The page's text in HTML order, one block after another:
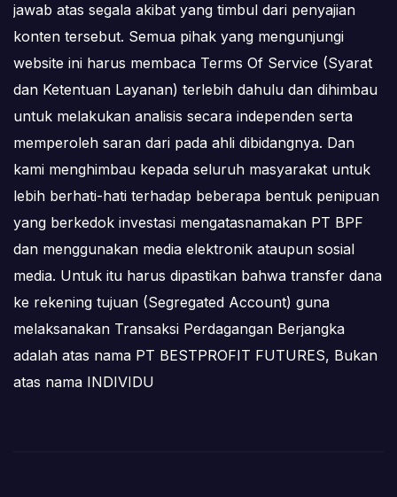
jawab atas segala akibat yang timbul dari penyajian
konten tersebut. Semua pihak yang mengunjungi
website ini harus membaca Terms Of Service (Syarat
dan Ketentuan Layanan) terlebih dahulu dan dihimbau
untuk melakukan analisis secara independen serta
memperoleh saran dari pada ahli dibidangnya. Dan
kami menghimbau kepada seluruh masyarakat untuk
lebih berhati-hati terhadap beberapa bentuk penipuan
yang berkedok investasi mengatasnamakan PT BPF
dan menggunakan media elektronik ataupun sosial
media. Untuk itu harus dipastikan bahwa transfer dana
ke rekening tujuan (Segregated Account) guna
melaksanakan Transaksi Perdagangan Berjangka
adalah atas nama PT BESTPROFIT FUTURES, Bukan
atas nama INDIVIDU